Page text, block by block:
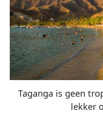
Taganga is geen
lekker